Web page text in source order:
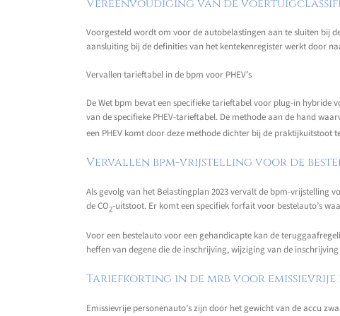
Vereenvoudiging van de
Voorgesteld wordt om voor de autobelastingen aan te sluiten bij
aansluiting bij de definities van het kentekenregister werkt door
Vervallen tarieftabel in de bpm voor PHEV’s
De Wet bpm bevat een specifieke tarieftabel voor plug-in hybride
van de specifieke PHEV-tarieftabel. De methode aan de hand
een PHEV komt door deze methode dichter bij de praktijkuitstoot
Vervallen bpm-vrijstelling voor de
Als gevolg van het Belastingplan 2023 vervalt de bpm-vrijstelling
de CO2-uitstoot. Er komt een specifiek forfait voor bestelauto’s
Voor een bestelauto voor een gehandicapte kan de
heffen van degene die de inschrijving, wijziging van de
Tariefkorting in de mrb voor emissievrije
Emissievrije personenauto’s zijn door het gewicht van de accu